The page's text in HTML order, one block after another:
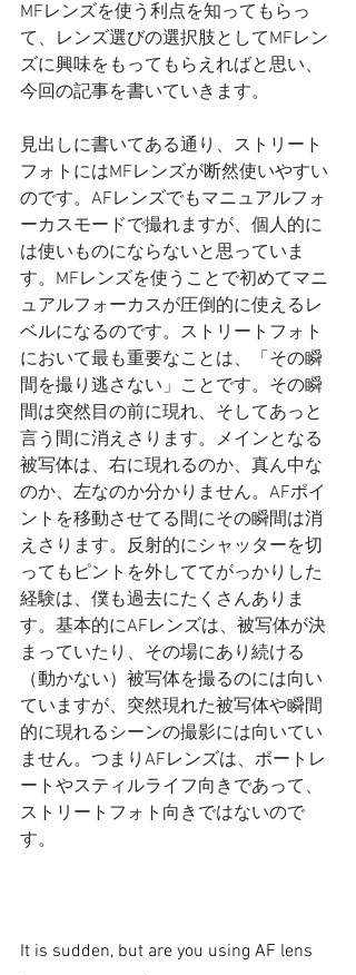
MFレンズを使う利点を知ってもらっ
て、レンズ選びの選択肢としてMFレン
ズに興味をもってもらえればと思い、
今回の記事を書いていきます。
見出しに書いてある通り、ストリート
フォトにはMFレンズが断然使いやすい
のです。AFレンズでもマニュアルフォ
ーカスモードで撮れますが、個人的に
は使いものにならないと思っていま
す。MFレンズを使うことで初めてマニ
ュアルフォーカスが圧倒的に使えるレ
ベルになるのです。ストリートフォト
において最も重要なことは、「その瞬
間を撮り逃さない」ことです。その瞬
間は突然目の前に現れ、そしてあっと
言う間に消えさります。メインとなる
被写体は、右に現れるのか、真ん中な
のか、左なのか分かりません。AFポイ
ントを移動させてる間にその瞬間は消
えさります。反射的にシャッターを切
ってもピントを外しててがっかりした
経験は、僕も過去にたくさんありま
す。基本的にAFレンズは、被写体が決
まっていたり、その場にあり続ける
（動かない）被写体を撮るのには向い
ていますが、突然現れた被写体や瞬間
的に現れるシーンの撮影には向いてい
ません。つまりAFレンズは、ポートレ
ートやスティルライフ向きであって、
ストリートフォト向きではないので
す。
It is sudden, but are you using AF lens